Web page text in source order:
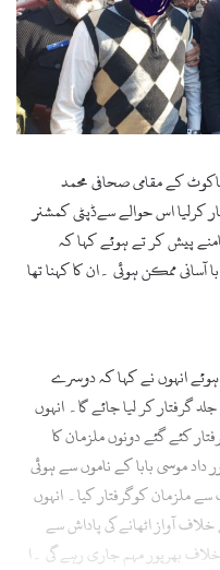
کے مقامی صحافیمحمد
کرلیا اس حوالے سےڈپٹی کمشنر
پیش کر تے ہوئے کہا کہ
ممکن ہوئی ۔ان کا کہنا تھا
انہوں نے کہا کہ دوسرے
گرفتار کر لیا جائے گا۔ انہوں
کئے گئے دونوں ملزمان کا
موسی بابا کے ناموں سے ہوئی
ملزمان کوگرفتار کیا۔ انہوں
آواز اٹھانے کی پاداش سے
بھرپور مہم جاری رہے گی ۔ا